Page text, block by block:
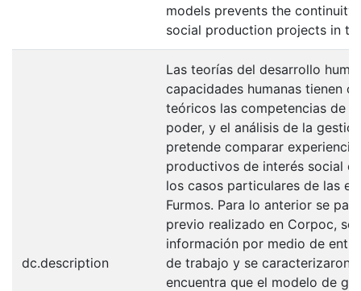
models prevents the continuity
social production projects in
dc.description
Las teorías del desarrollo
capacidades humanas tienen
teóricos las competencias de
poder, y el análisis de la
pretende comparar
productivos de interés social
los casos particulares de las
Furmos. Para lo anterior se
previo realizado en Corpoc, se
información por medio de
de trabajo y se caracterizaron
encuentra que el modelo de